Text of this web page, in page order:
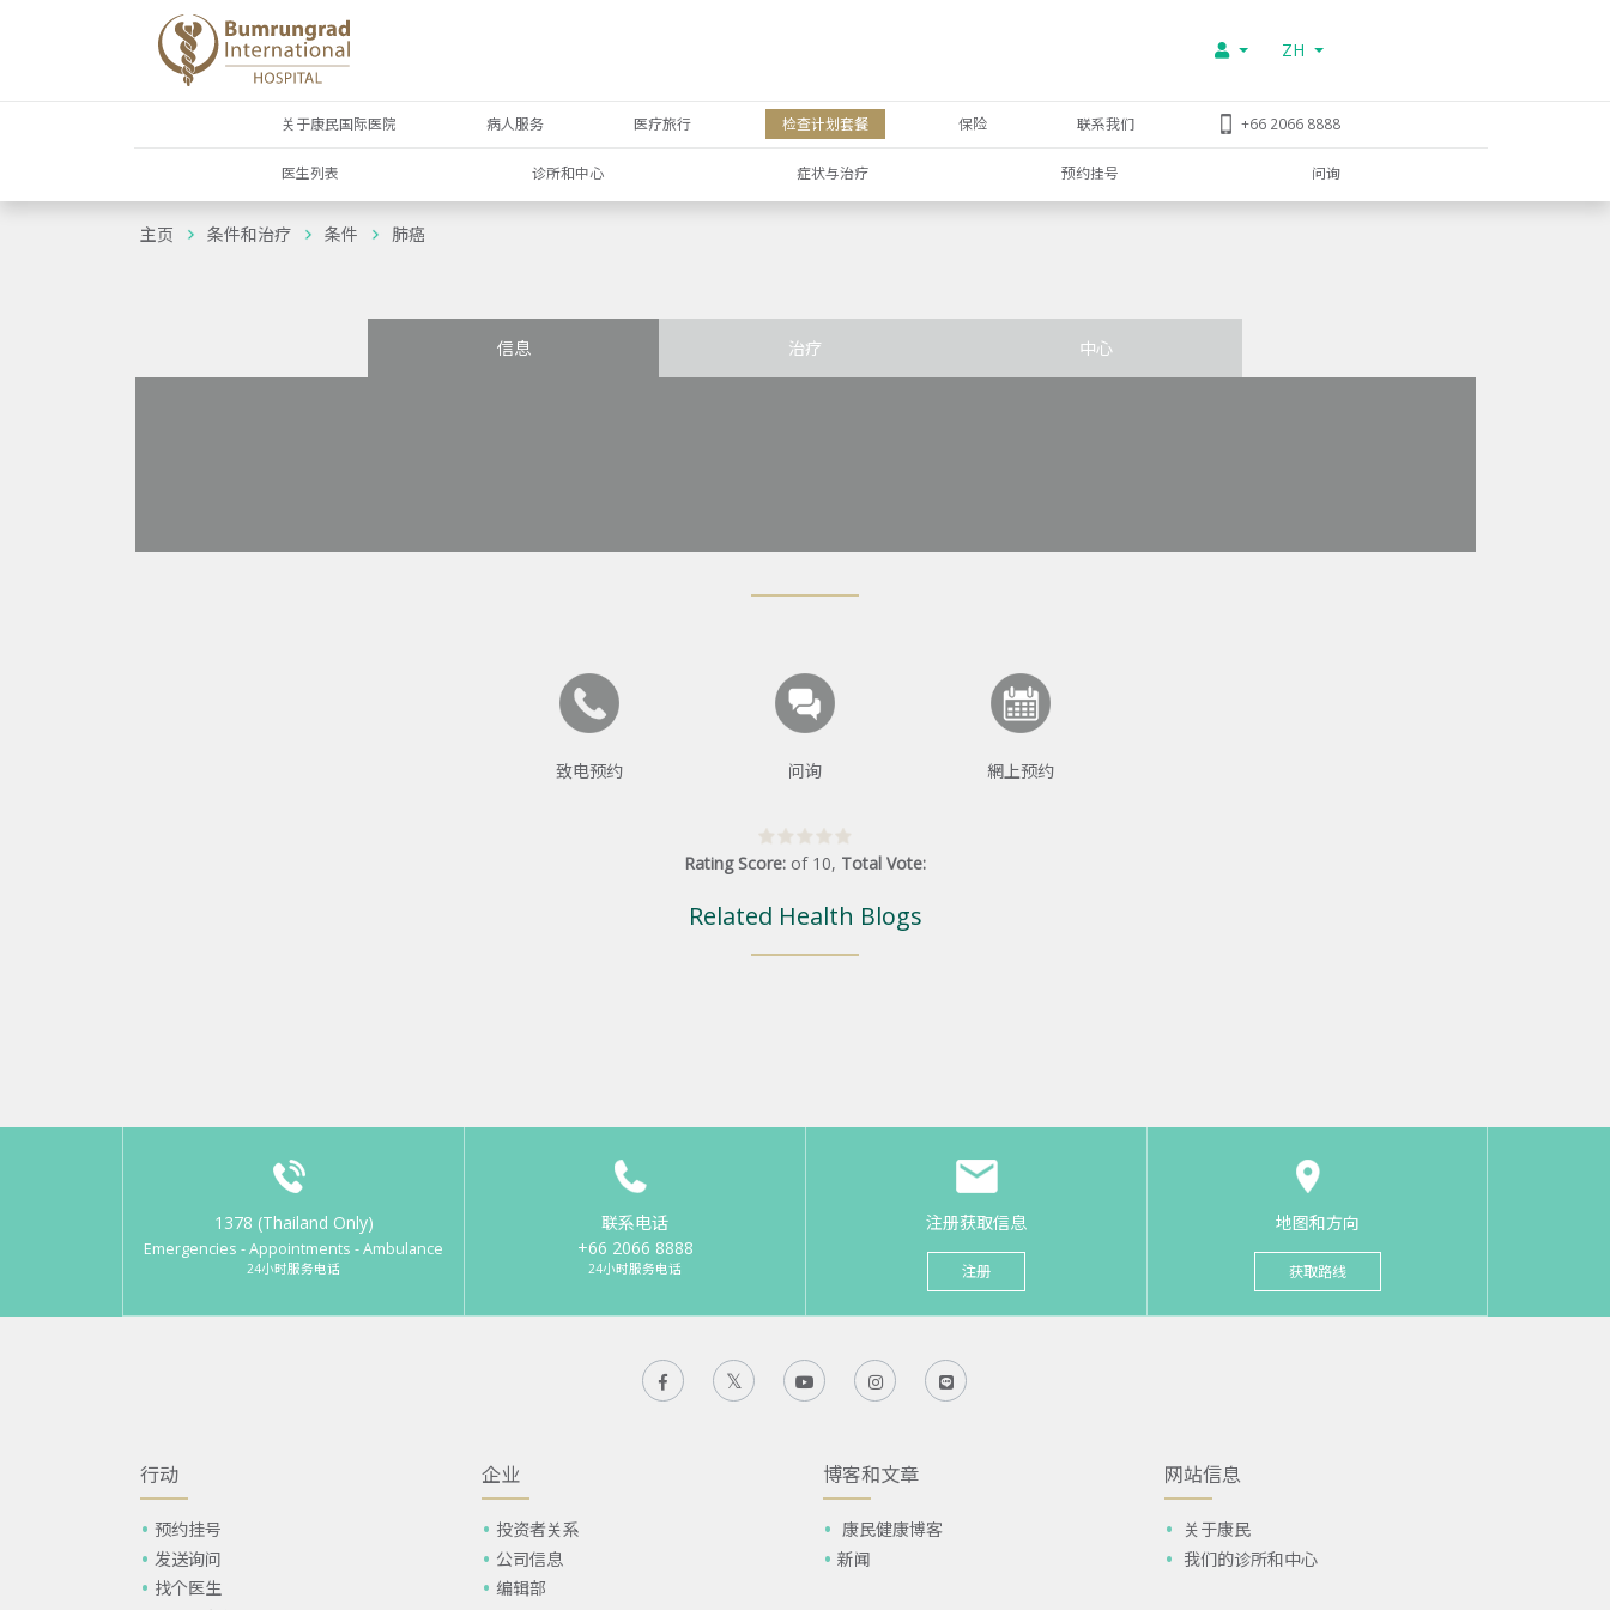
ZH
关于康民国际医院 病人服务 医疗旅行 检查计划套餐 保险 联系我们 +66 2066 8888
医生列表 诊所和中心 症状与治疗 预约挂号 问询
主页 条件和治疗 条件 肺癌
信息 治疗 中心
致电预约 问询 網上预约
Rating Score: of 10, Total Vote:
Related Health Blogs
1378 (Thailand Only)
Emergencies - Appointments - Ambulance
24小时服务电话
联系电话
+66 2066 8888
24小时服务电话
注册获取信息
注册
地图和方向
获取路线
行动
预约挂号
发送询问
找个医生
企业
投资者关系
公司信息
编辑部
博客和文章
康民健康博客
新闻
网站信息
关于康民
我们的诊所和中心